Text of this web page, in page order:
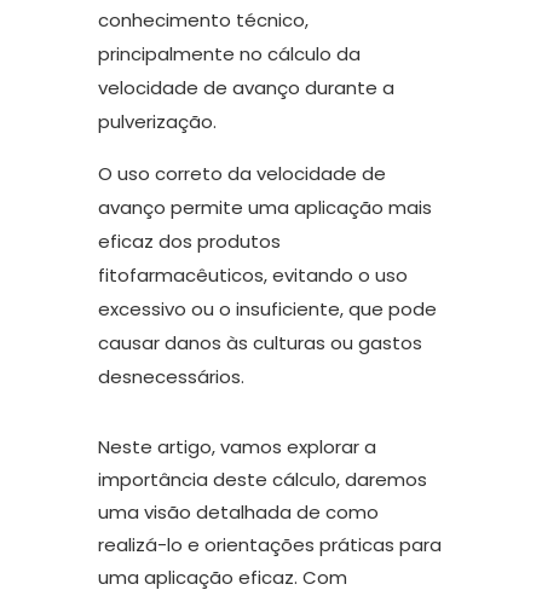
conhecimento técnico,
principalmente no cálculo da
velocidade de avanço durante a
pulverização.
O uso correto da velocidade de
avanço permite uma aplicação mais
eficaz dos produtos
fitofarmacêuticos, evitando o uso
excessivo ou o insuficiente, que pode
causar danos às culturas ou gastos
desnecessários.
Neste artigo, vamos explorar a
importância deste cálculo, daremos
uma visão detalhada de como
realizá-lo e orientações práticas para
uma aplicação eficaz. Com